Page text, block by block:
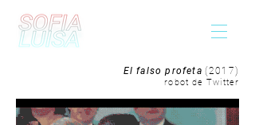
El falso profeta (2017)
robot de Twitter